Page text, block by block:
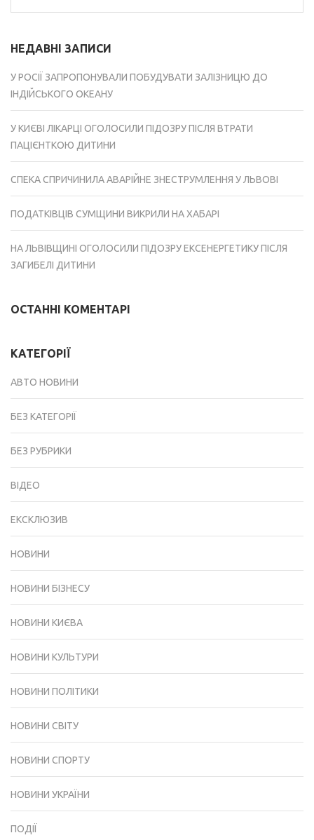
НЕДАВНІ ЗАПИСИ
У РОСІЇ ЗАПРОПОНУВАЛИ ПОБУДУВАТИ ЗАЛІЗНИЦЮ ДО
ІНДІЙСЬКОГО ОКЕАНУ
У КИЄВІ ЛІКАРЦІ ОГОЛОСИЛИ ПІДОЗРУ ПІСЛЯ ВТРАТИ
ПАЦІЄНТКОЮ ДИТИНИ
СПЕКА СПРИЧИНИЛА АВАРІЙНЕ ЗНЕСТРУМЛЕННЯ У ЛЬВОВІ
ПОДАТКІВЦІВ СУМЩИНИ ВИКРИЛИ НА ХАБАРІ
НА ЛЬВІВЩИНІ ОГОЛОСИЛИ ПІДОЗРУ ЕКСЕНЕРГЕТИКУ ПІСЛЯ
ЗАГИБЕЛІ ДИТИНИ
ОСТАННІ КОМЕНТАРІ
КАТЕГОРІЇ
АВТО НОВИНИ
БЕЗ КАТЕГОРІЇ
БЕЗ РУБРИКИ
ВІДЕО
ЕКСКЛЮЗИВ
НОВИНИ
НОВИНИ БІЗНЕСУ
НОВИНИ КИЄВА
НОВИНИ КУЛЬТУРИ
НОВИНИ ПОЛІТИКИ
НОВИНИ СВІТУ
НОВИНИ СПОРТУ
НОВИНИ УКРАЇНИ
ПОДІЇ